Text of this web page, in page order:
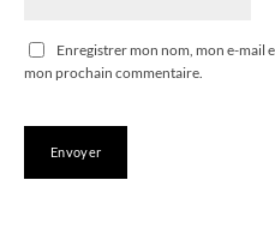
Enregistrer mon nom, mon e-mail
mon prochain commentaire.